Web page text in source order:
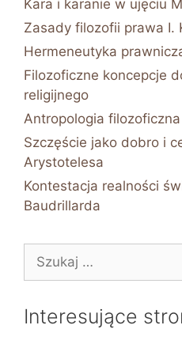
Kara i karanie w ujęciu
Zasady filozofii prawa I.
Hermeneutyka
Filozoficzne koncepcje
religijnego
Antropologia
Szczęście jako dobro i
Arystotelesa
Kontestacja realności
Baudrillarda
Interesujące